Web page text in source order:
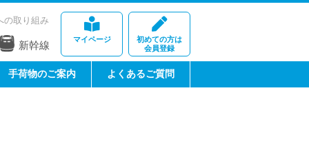
マイページ
初めての方は
会員登録
の取り組み
新幹線
手荷物のご案内 よくあるご質問